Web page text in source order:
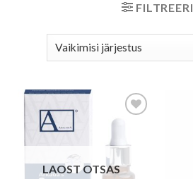
FILTREERI
Add to
wishlist
LAOST OTSAS